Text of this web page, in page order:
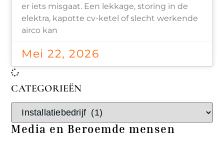
CATEGORIEËN
Media en Beroemde mensen
er iets misgaat. Een lekkage, storing in de
elektra, kapotte cv-ketel of slecht werkende
airco kan
Mei 22, 2026